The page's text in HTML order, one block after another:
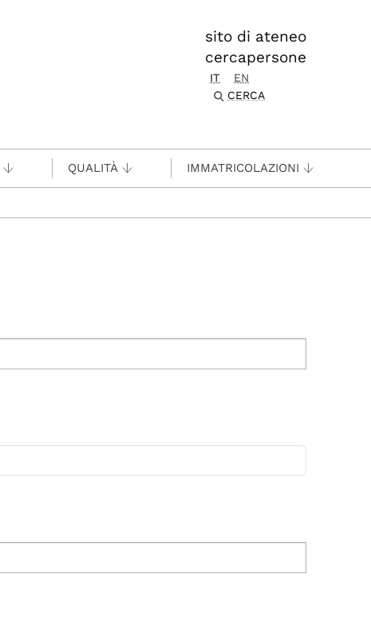
sito di ateneo
cercapersone
IT
EN
CERCA
QUALITÀ IMMATRICOLAZIONI